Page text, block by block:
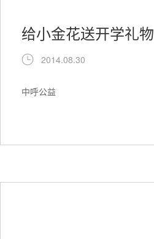
给小金花送开学礼物
2014.08.30
中呼公益